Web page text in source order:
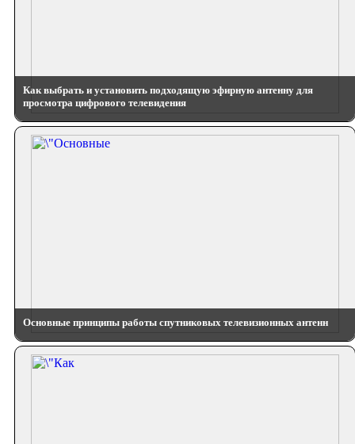
Как выбрать и установить подходящую эфирную антенну для
просмотра цифрового телевидения
Основные принципы работы спутниковых телевизионных антенн